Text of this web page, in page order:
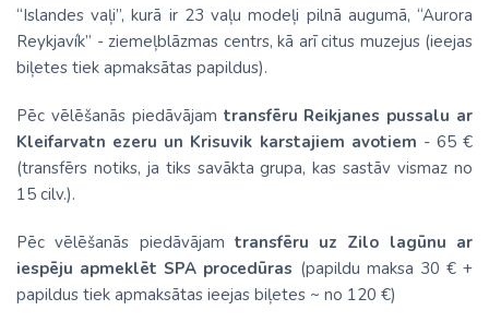
“Islandes vaļi”, kurā ir 23 vaļu modeļi pilnā augumā, “Aurora
Reykjavík” - ziemeļblāzmas centrs, kā arī citus muzejus (ieejas
biļetes tiek apmaksātas papildus).
Pēc vēlēšanās piedāvājam transfēru Reikjanes pussalu ar
Kleifarvatn ezeru un Krisuvik karstajiem avotiem - 65 €
(transfērs notiks, ja tiks savākta grupa, kas sastāv vismaz no
15 cilv.).
Pēc vēlēšanās piedāvājam transfēru uz Zilo lagūnu ar
iespēju apmeklēt SPA procedūras (papildu maksa 30 € +
papildus tiek apmaksātas ieejas biļetes ~ no 120 €)